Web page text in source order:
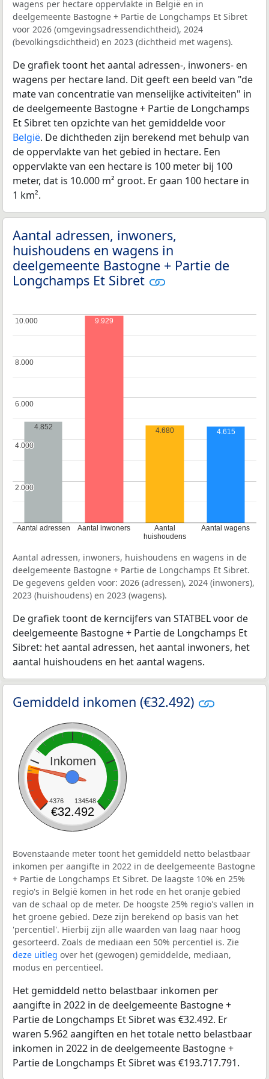
wagens per hectare oppervlakte in België en in
deelgemeente Bastogne + Partie de Longchamps Et Sibret
voor 2026 (omgevingsadressendichtheid), 2024
(bevolkingsdichtheid) en 2023 (dichtheid met wagens).
De grafiek toont het aantal adressen-, inwoners- en
wagens per hectare land. Dit geeft een beeld van "de
mate van concentratie van menselijke activiteiten" in
de deelgemeente Bastogne + Partie de Longchamps
Et Sibret ten opzichte van het gemiddelde voor
België. De dichtheden zijn berekend met behulp van
de oppervlakte van het gebied in hectare. Een
oppervlakte van een hectare is 100 meter bij 100
meter, dat is 10.000 m² groot. Er gaan 100 hectare in
1 km².
Aantal adressen, inwoners,
huishoudens en wagens in
deelgemeente Bastogne + Partie de
Longchamps Et Sibret
Aantal adressen Aantal inwoners
Aantal
huishoudens
Aantal wagens
2.000
2.000
4.000
4.000
6.000
6.000
8.000
8.000
10.000
10.000
4.852
9.929
4.680 4.615
Aantal adressen, inwoners, huishoudens en wagens in de
deelgemeente Bastogne + Partie de Longchamps Et Sibret.
De gegevens gelden voor: 2026 (adressen), 2024 (inwoners),
2023 (huishoudens) en 2023 (wagens).
De grafiek toont de kerncijfers van STATBEL voor de
deelgemeente Bastogne + Partie de Longchamps Et
Sibret: het aantal adressen, het aantal inwoners, het
aantal huishoudens en het aantal wagens.
Gemiddeld inkomen (€32.492)
Inkomen
4376 134548
€32.492
Bovenstaande meter toont het gemiddeld netto belastbaar
inkomen per aangifte in 2022 in de deelgemeente Bastogne
+ Partie de Longchamps Et Sibret. De laagste 10% en 25%
regio's in België komen in het rode en het oranje gebied
van de schaal op de meter. De hoogste 25% regio's vallen in
het groene gebied. Deze zijn berekend op basis van het
'percentiel'. Hierbij zijn alle waarden van laag naar hoog
gesorteerd. Zoals de mediaan een 50% percentiel is. Zie
deze uitleg over het (gewogen) gemiddelde, mediaan,
modus en percentieel.
Het gemiddeld netto belastbaar inkomen per
aangifte in 2022 in de deelgemeente Bastogne +
Partie de Longchamps Et Sibret was €32.492. Er
waren 5.962 aangiften en het totale netto belastbaar
inkomen in 2022 in de deelgemeente Bastogne +
Partie de Longchamps Et Sibret was €193.717.791.